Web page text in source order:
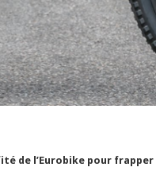
de l’Eurobike pour frapper